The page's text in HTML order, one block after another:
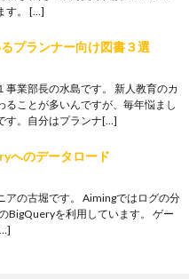
す。 […]
プランナー向け図書３選
事業部長の水島です。 新人教育のカ
ることが多いんですが、毎年悩まし
す。自分はプランナ[…]
へのデータロード
アの古堀です。 Aimingではログの分
BigQueryを利用しています。 ゲー